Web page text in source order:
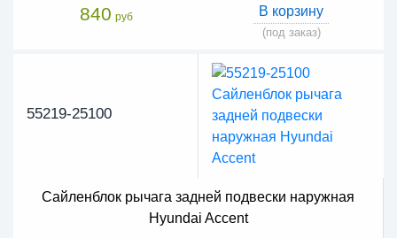
840 руб В корзину
(под заказ)
55219-25100
Сайленблок рычага задней подвески наружная
Hyundai Accent